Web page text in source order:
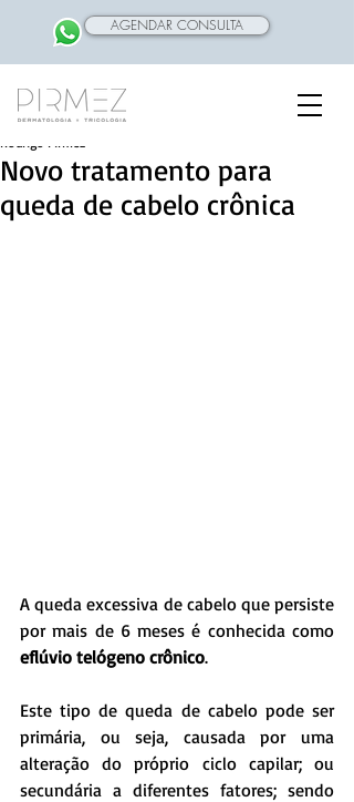
AGENDAR CONSULTA
Novo tratamento para
queda de cabelo crônica
Rodrigo Pirmez
A queda excessiva de cabelo que persiste
eflúvio telógeno crônico.
Este tipo de queda de cabelo pode ser
primária, ou seja, causada por uma
alteração do próprio ciclo capilar; ou
secundária a diferentes fatores; sendo